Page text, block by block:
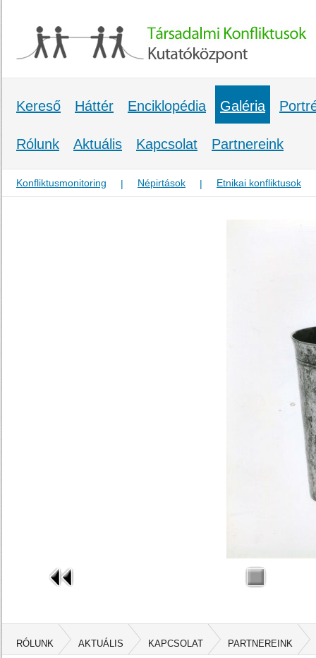
Kereső Háttér Enciklopédia Galéria
Rólunk Aktuális Kapcsolat Partnereink
Konfliktusmonitoring | Népirtások | Etnikai konfliktusok
RÓLUNK AKTUÁLIS KAPCSOLAT PARTNEREINK